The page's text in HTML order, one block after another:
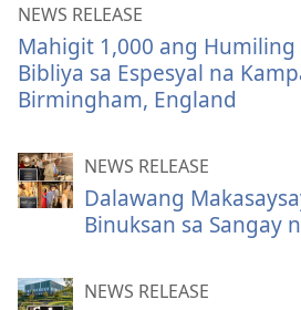
NEWS RELEASE
Mahigit 1,000 ang Humiling
Bibliya sa Espesyal na
Birmingham, England
NEWS RELEASE
Dalawang
Binuksan sa Sangay
NEWS RELEASE